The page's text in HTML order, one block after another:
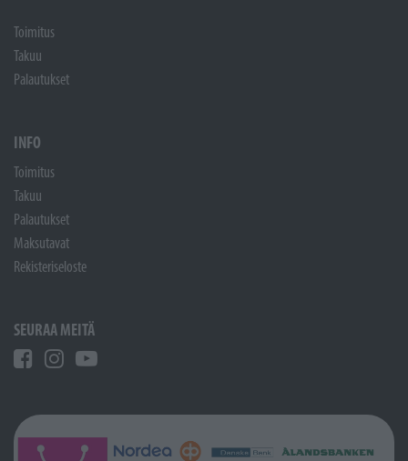
Toimitus
Takuu
Palautukset
INFO
Toimitus
Takuu
Palautukset
Maksutavat
Rekisteriseloste
SEURAA MEITÄ